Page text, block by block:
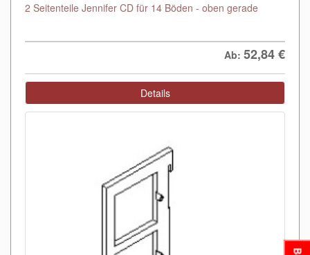
2 Seitenteile Jennifer CD für 14 Böden - oben gerade
Ab: 52,84€
Details